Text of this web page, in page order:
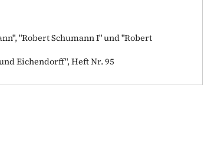
"Robert Schumann I" und "Robert
Eichendorff", Heft Nr. 95